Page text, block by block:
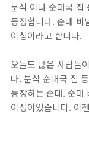
분식 이나 순대국 집
등장합니다. 순대 비
이싱이라고 합니다.
오늘도 많은 사람들
다. 분식 순대국 집
등장하는 순대. 순대
이싱이었습니다. 이